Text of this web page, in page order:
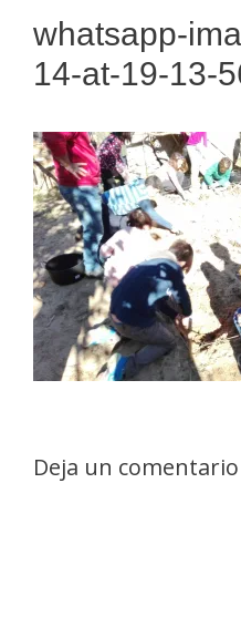
whatsapp-
14-at-19-13-
Deja un comentario